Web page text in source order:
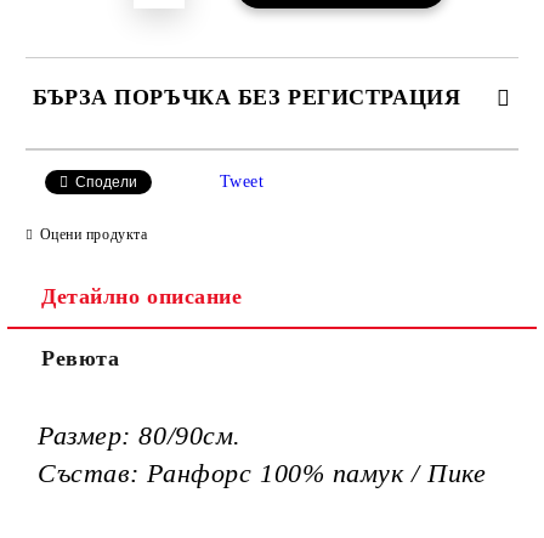
БЪРЗА ПОРЪЧКА БЕЗ РЕГИСТРАЦИЯ
Сподели Tweet
Оцени продукта
Детайлно описание
Ревюта
Размер: 80/90см.
Състав: Ранфорс 100% памук / Пике